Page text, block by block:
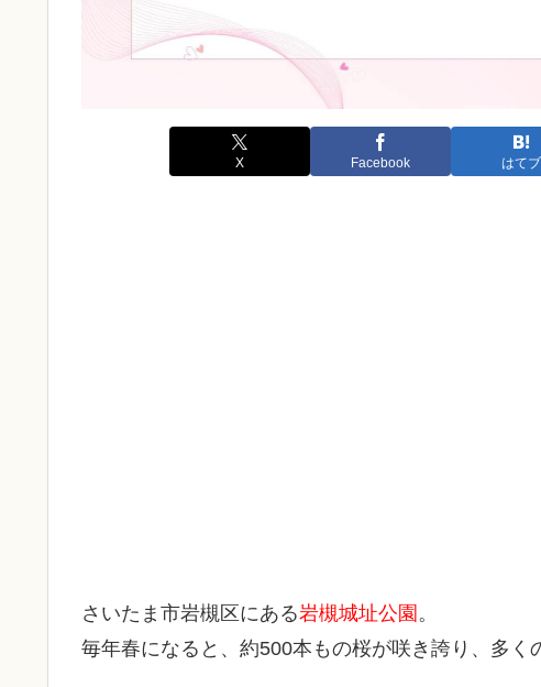
X Facebook はてブ
さいたま市岩槻区にある岩槻城址公園 。
毎年春になると、約500本もの桜が咲き誇り、多く